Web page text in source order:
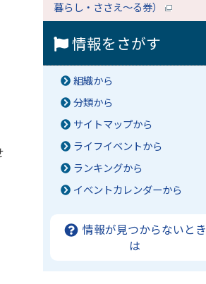
暮らし・ささえ～る券）
情報をさがす
組織から
分類から
サイトマップから
ライフイベントから
ランキングから
イベントカレンダーから
情報が見つからないとき
は